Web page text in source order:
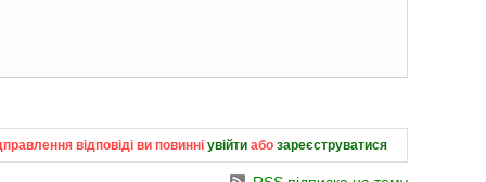
відповіді ви повинні увійти або зареєструватися